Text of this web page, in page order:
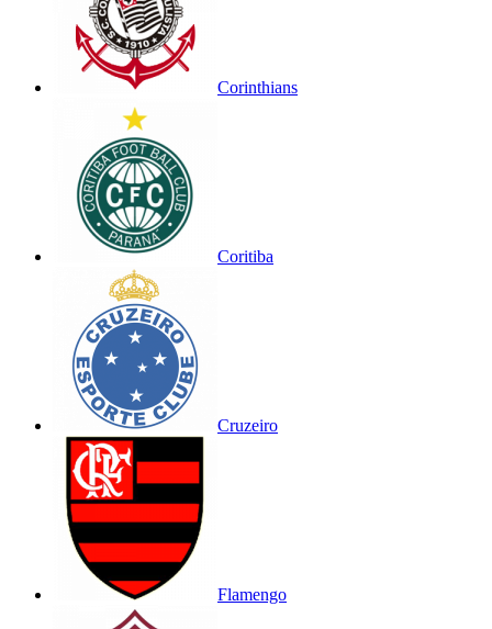
Corinthians
Coritiba
Cruzeiro
Flamengo